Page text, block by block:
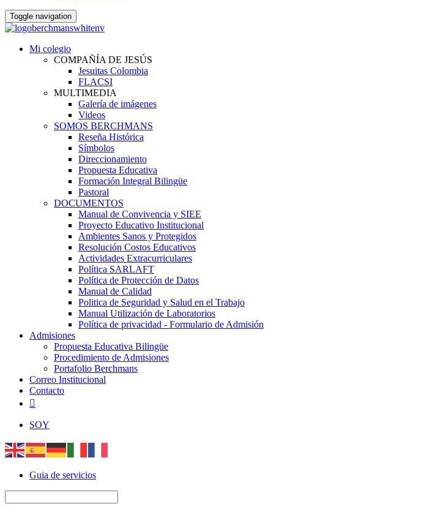
Toggle navigation
Mi colegio
COMPAÑÍA DE JESÚS
Jesuitas Colombia
FLACSI
MULTIMEDIA
Galería de imágenes
Videos
SOMOS BERCHMANS
Reseña Histórica
Símbolos
Direccionamiento
Propuesta Educativa
Formación Integral Bilingüe
Pastoral
DOCUMENTOS
Manual de Convivencia y SIEE
Proyecto Educativo Institucional
Ambientes Sanos y Protegidos
Resolución Costos Educativos
Actividades Extracurriculares
Política SARLAFT
Política de Protección de Datos
Manual de Calidad
Politica de Seguridad y Salud en el Trabajo
Manual Utilización de Laboratorios
Política de privacidad - Formulario de Admisión
Admisiones
Propuesta Educativa Bilingüe
Procedimiento de Admisiones
Portafolio Berchmans
Correo Institucional
Contacto

SOY
Guia de servicios